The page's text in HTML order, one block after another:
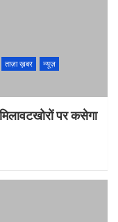
ताज़ा ख़बर
न्यूज़
पर कसेगा